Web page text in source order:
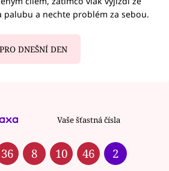
palubu a nechte problém za sebou.
DNEŠNÍ DEN
Vaše šťastná čísla
36 8 10 46 2